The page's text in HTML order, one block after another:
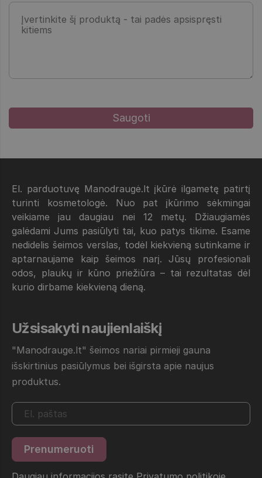
El. parduotuvę Manodraugė.lt įkūrė ilgametę patirtį
turinti kosmetologė. Nuo pat įkūrimo sėkmingai
veikiame jau daugiau nei 12 metų. Džiaugiamės
galėdami Jums pasiūlyti tai, kuo patys tikime. Esame
nedidelis šeimos verslas, todėl kiekvieną sutinkame ir
aptarnaujame kaip šeimos narį. Jūsų profesionali
odos, plaukų ir kūno priežiūra – tai rezultatas dėl
kurio dirbame kiekvieną dieną.
Užsisakyti naujienlaiškį
"Manodrauge.lt" šeimos nariai pirmieji gauna
išskirtinius pasiūlymus bei išgirsta apie naujus
produktus.